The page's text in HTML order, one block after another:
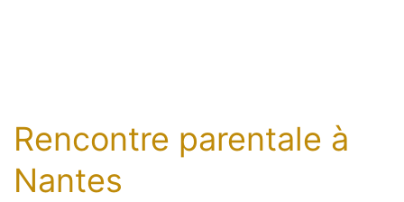
Rencontre parentale à
Nantes